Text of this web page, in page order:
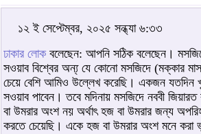
১২ ই সেপ্টেম্বর, ২০২৫ সন্ধ্যা ৬:৩৩
ঢাকার লোকবলেছেন: আপনি সঠিক বলেছেন।
সওয়াব বিশ্বের অন্য্ যে কোনো মসজিদে (মক্কার
চেয়ে বেশি আমিও উল্লেখ করেছি। একজন যতদিন
সওয়াব পাবেন। তবে মদিনায় মসজিদে নববী জিয়ারত
বা উমরার অংশ নয় অর্থাৎ হজ বা উমরার জন্য
করতে চেয়েছি। একে হজ বা উমরার অংশ মনে করা